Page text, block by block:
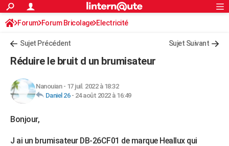
ACTUALITÉS
Politique
Société
Faits Divers
Education
Monde
Villes
+
Retraite
Impôts
Epargne
Immobilier
Risques naturels par ville
Banque
Assurance
Crédit
AUTO
HIGH-TECH
BRICOLAGE
S'inscrire
Connexion
Forum Forum Bricolage Electricité
Sujet Précédent Sujet Suivant
Réduire le bruit d un brumisateur
Nanouian- 17 juil. 2022 à 18:32
Daniel 26- 24 août 2022 à 16:49
Bonjour,
J ai un brumisateur DB-26CF01 de marque Heallux qui